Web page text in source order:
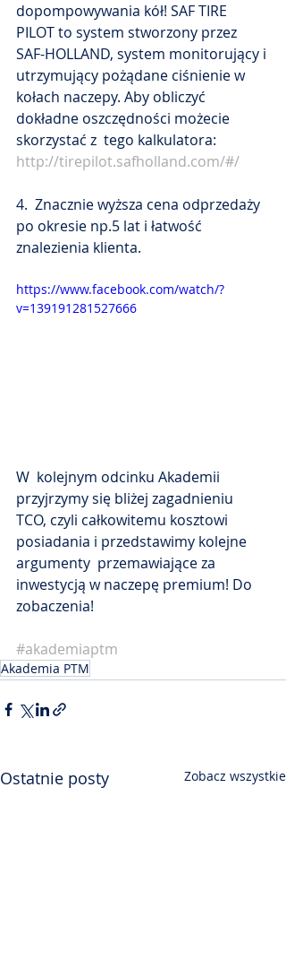
dopompowywania kół! SAF TIRE
PILOT to system stworzony przez
SAF-HOLLAND, system monitorujący i
utrzymujący pożądane ciśnienie w
kołach naczepy. Aby obliczyć
dokładne oszczędności możecie
skorzystać z  tego kalkulatora:
http://tirepilot.safholland.com/#/
4.  Znacznie wyższa cena odprzedaży
po okresie np.5 lat i łatwość
znalezienia klienta.
https://www.facebook.com/watch/?
v=139191281527666
W  kolejnym odcinku Akademii
przyjrzymy się bliżej zagadnieniu
TCO, czyli całkowitemu kosztowi
posiadania i przedstawimy kolejne
argumenty  przemawiające za
inwestycją w naczepę premium! Do
zobaczenia!
#akademiaptm
Akademia PTM
Ostatnie posty Zobacz wszystkie